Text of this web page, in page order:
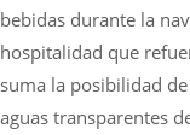
bebidas durante la
hospitalidad que
suma la posibilidad
aguas transparentes